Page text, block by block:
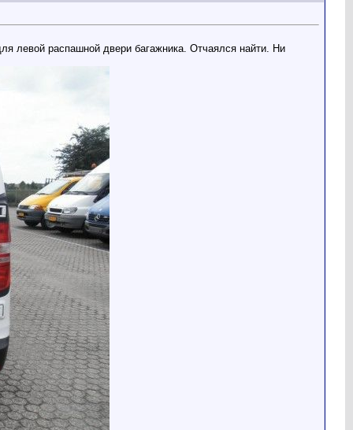
левой распашной двери багажника. Отчаялся найти. Ни